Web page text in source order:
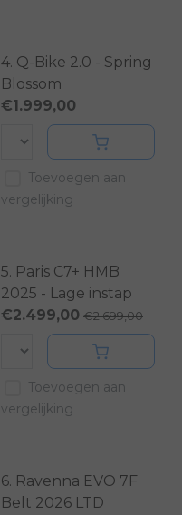
4. Q-Bike 2.0 - Spring
Blossom
€1.999,00
Toevoegen aan
vergelijking
5. Paris C7+ HMB
2025 - Lage instap
€2.499,00 €2.699,00
Toevoegen aan
vergelijking
6. Ravenna EVO 7F
Belt 2026 LTD